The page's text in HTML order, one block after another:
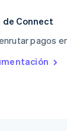
Connect
pagos